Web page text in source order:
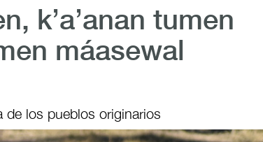
k’a’anan tumen
máasewal
de los pueblos originarios